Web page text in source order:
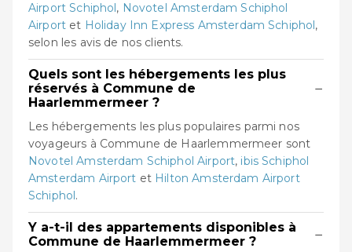
Airport Schiphol, Novotel Amsterdam Schiphol
Airport et Holiday Inn Express Amsterdam Schiphol,
selon les avis de nos clients.
Quels sont les hébergements les plus
réservés à Commune de
Haarlemmermeer ?
−
Les hébergements les plus populaires parmi nos
voyageurs à Commune de Haarlemmermeer sont
Novotel Amsterdam Schiphol Airport, ibis Schiphol
Amsterdam Airport et Hilton Amsterdam Airport
Schiphol.
Y a-t-il des appartements disponibles à
Commune de Haarlemmermeer ?
−